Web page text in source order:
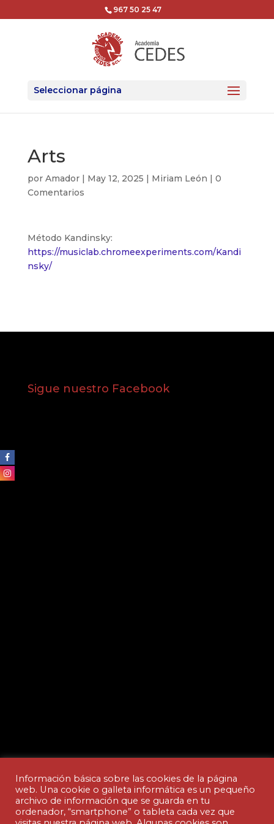
967 50 25 47
Seleccionar página
Arts
por Amador| May 12, 2025 | Miriam León | 0
Comentarios
Método Kandinsky:
https://musiclab.chromeexperiments.com/Kandi
nsky/
Sigue nuestro Facebook
Aviso legal y Política de privacidad
Información básica sobre las cookies de la página
web. Una cookie o galleta informática es un pequeño
archivo de información que se guarda en tu
ordenador, “smartphone” o tableta cada vez que